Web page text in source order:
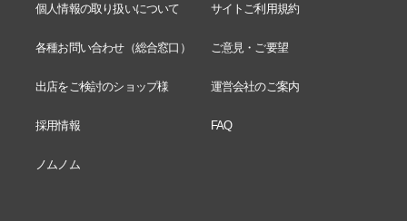
個人情報の取り扱いについて サイトご利用規約
各種お問い合わせ（総合窓口） ご意見・ご要望
出店をご検討のショップ様 運営会社のご案内
採用情報 FAQ
ノムノム